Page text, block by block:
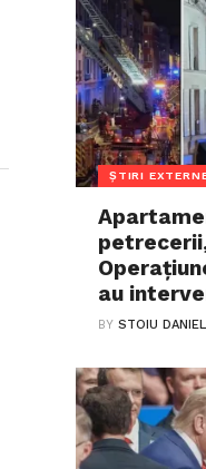
ȘTIRI
au
BYSTOIU